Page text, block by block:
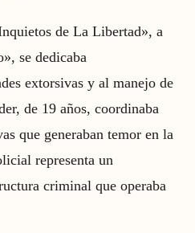
de La Libertad», a
se dedicaba
extorsivas y al manejo de
de 19 años, coordinaba
que generaban temor en la
representa un
criminal que operaba